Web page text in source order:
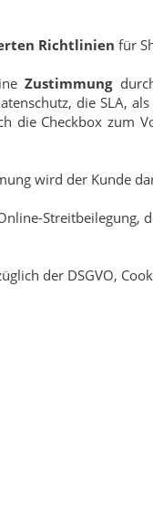
Richtlinien für
Zustimmung
die SLA,
die Checkbox zum
wird der Kunde
Streitbeilegung,
der DSGVO,